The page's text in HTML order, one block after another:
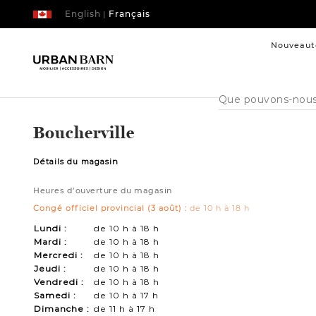
| Français
English
Cataloque
de
Boucherville
Détails du magasin
Heures d’ouverture du magasin
Congé officiel provincial (3 août) : de 10 h à 18 h
Lundi :
de 10 h à 18 h
Mardi :
de 10 h à 18 h
Mercredi :
de 10 h à 18 h
Jeudi :
de 10 h à 18 h
Vendredi :
de 10 h à 18 h
Samedi :
de 10 h à 17 h
Dimanche : de 11 h à 17 h